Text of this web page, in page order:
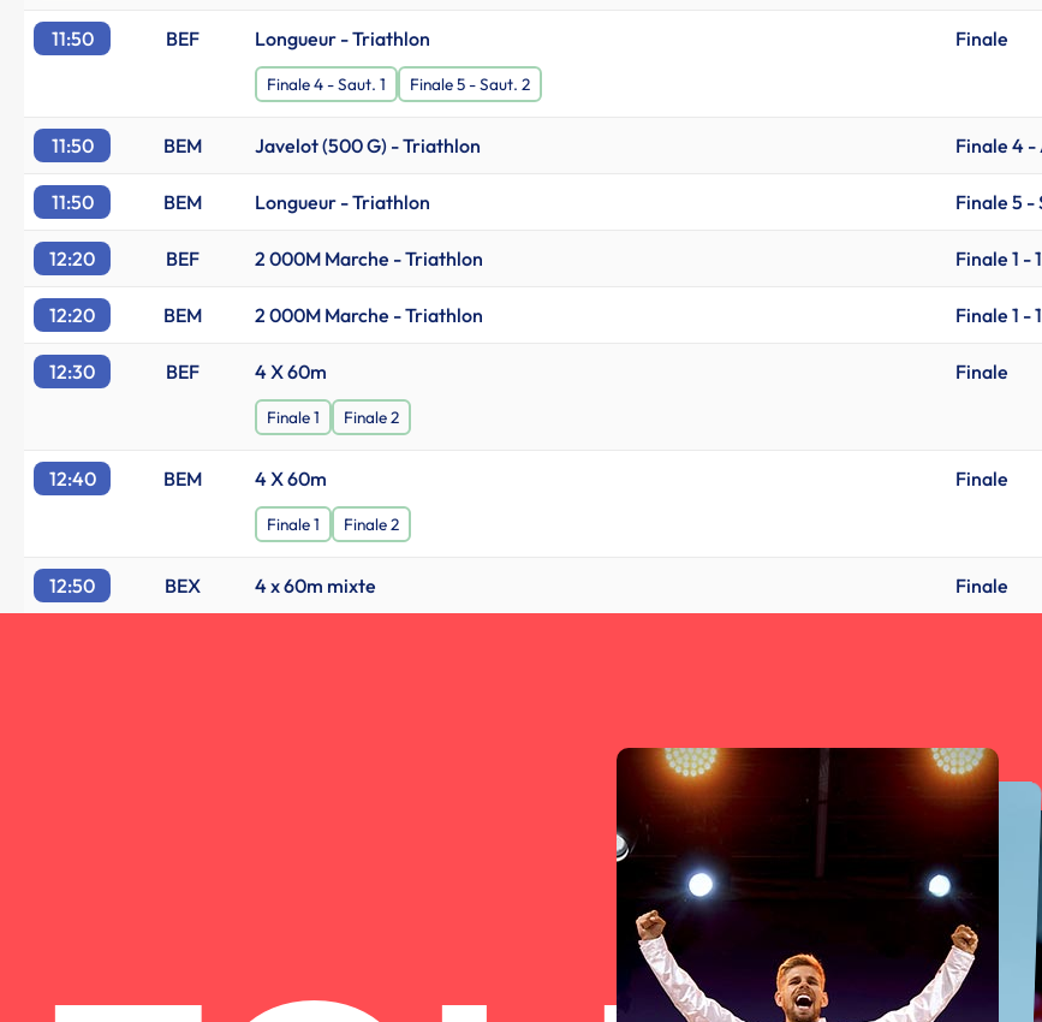
11:50 BEF Longueur - Triathlon Finale
Finale 4 - Saut. 1 Finale 5 - Saut. 2
11:50 BEM Javelot (500 G) - Triathlon Finale 4 -
11:50 BEM Longueur - Triathlon Finale 5 -
12:20 BEF 2 000M Marche - Triathlon Finale 1 -
12:20 BEM 2 000M Marche - Triathlon Finale 1 -
12:30 BEF 4 X 60m Finale
Finale 1 Finale 2
12:40 BEM 4 X 60m Finale
Finale 1 Finale 2
12:50 BEX 4 x 60m mixte Finale